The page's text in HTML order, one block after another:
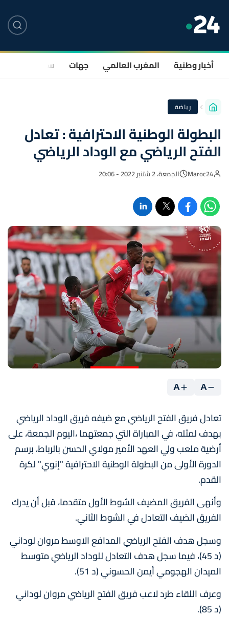
أخبار وطنية المغرب العالمي جهات سياسة
رياضة
البطولة الوطنية الاحترافية : تعادل
الفتح الرياضي مع الوداد الرياضي
Maroc24 الجمعة، 2 شتنبر 2022 - 20:06
A
A
تعادل فريق الفتح الرياضي مع ضيفه فريق الوداد الرياضي
بهدف لمثله، في المباراة التي جمعتهما ،اليوم الجمعة، على
أرضية ملعب ولي العهد الأمير مولاي الحسن بالرباط، برسم
الدورة الأولى من البطولة الوطنية الاحترافية "إنوي" لكرة
القدم.
وأنهى الفريق المضيف الشوط الأول متقدما، قبل أن يدرك
الفريق الضيف التعادل في الشوط الثاني.
وسجل هدف الفتح الرياضي المدافع الاوسط مروان لوداني
(د 45)، فيما سجل هدف التعادل للوداد الرياضي متوسط
الميدان الهجومي أيمن الحسوني (د 51).
وعرف اللقاء طرد لاعب فريق الفتح الرياضي مروان لوداني
(د 85).